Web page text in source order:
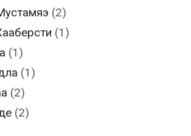
(2)
(1)
(1)
(1)
(2)
(2)